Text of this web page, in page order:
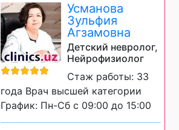
Усманова
Зульфия
Агзамовна
Детский невролог,
Нейрофизиолог
Стаж работы: 33
года Врач высшей категории
График: Пн-Сб с 09:00 до 15:00